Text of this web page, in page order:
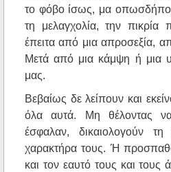
το φόβο ίσως, μα
τη μελαγχολία, την
έπειτα από μια απροσεξία,
Μετά από μια κάμψη ή μια
μας.
Βεβαίως δε λείπουν και
όλα αυτά. Μη θέλοντας
έσφαλαν, δικαιολογούν
χαρακτήρα τους. Ή
και τον εαυτό τους και